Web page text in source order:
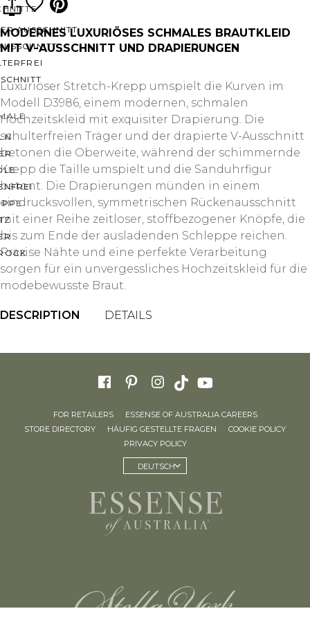
AUSSCHNITT
MODERNES LUXURIÖSES SCHMALES BRAUTKLEID
MIT V-AUSSCHNITT UND DRAPIERUNGEN
Luxuriöser Stretch-Krepp umspielt die Kurven im
Modell D3986, einem modernen, schmalen
Hochzeitskleid mit exquisiter Drapierung. Die
schulterfreien Träger und der drapierte V-Ausschnitt
betonen die Oberweite, während der schimmernde
Krepp die Taille umspielt und die Sanduhrfigur
betont. Die Drapierungen münden in einem
eindrucksvollen, symmetrischen Rückenausschnitt
mit einer Reihe zeitloser, stoffbezogener Knöpfe, die
bis zum Ende der ausladenden Schleppe reichen.
Präzise Nähte und eine perfekte Verarbeitung
sorgen für ein unvergessliches Hochzeitskleid für die
modebewusste Braut.
DESCRIPTION DETAILS
FOR RETAILERS
ESSENSE OF AUSTRALIA CAREERS
STORE DIRECTORY
HÄUFIG GESTELLTE FRAGEN
COOKIE POLICY
PRIVACY POLICY
DEUTSCH